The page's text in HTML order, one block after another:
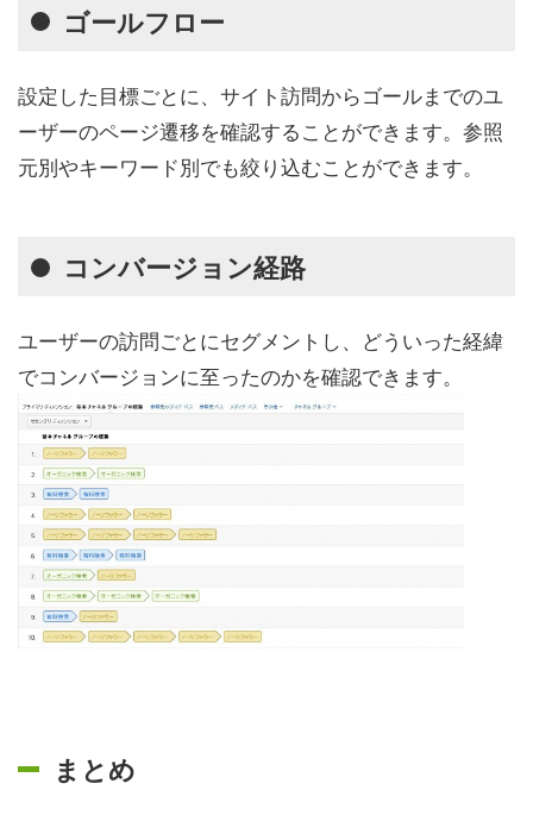
ゴールフロー
設定した目標ごとに、サイト訪問からゴールまでのユ
ーザーのページ遷移を確認することができます。参照
元別やキーワード別でも絞り込むことができます。
コンバージョン経路
ユーザーの訪問ごとにセグメントし、どういった経緯
でコンバージョンに至ったのかを確認できます。
まとめ